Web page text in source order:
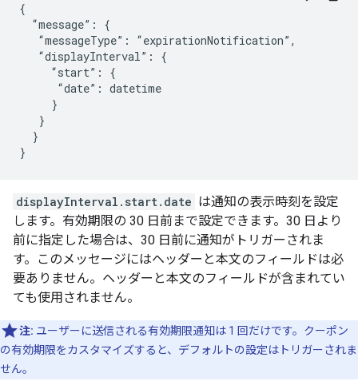
{
  “message”: {
   “messageType”: “expirationNotification”,
   “displayInterval”: {
     “start”: {
      “date”: datetime
     }
   }
  }
}
displayInterval.start.date は通知の表示時刻を設定
します。有効期限の 30 日前まで設定できます。30 日より
前に指定した場合は、30 日前に通知がトリガーされま
す。このメッセージにはヘッダーと本文のフィールドは必
要ありません。ヘッダーと本文のフィールドが含まれてい
ても使用されません。
注: ユーザーに送信される有効期限通知は 1 回だけです。クーポン
の有効期限をカスタマイズすると、デフォルトの設定はトリガーされま
せん。